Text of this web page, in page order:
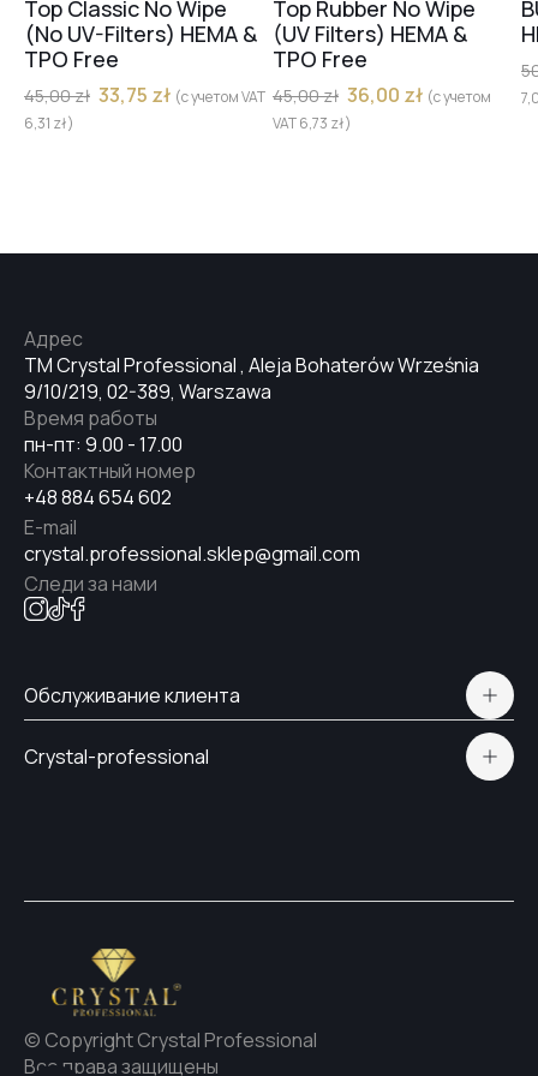
Top Classic No Wipe
(No UV-Filters) HEMA &
TPO Free
45,00zł 33,75 zł (с учетом VAT
6,31 zł)
Top Rubber No Wipe
(UV Filters) HEMA &
TPO Free
45,00zł 36,00 zł (с учетом
VAT6,73 zł)
TM Crystal Professional , Aleja Bohaterów Września
9/10/219, 02-389, Warszawa
Адрес
пн-пт: 9.00 - 17.00
Время работы
+48 884 654 602
Контактный номер
crystal.professional.sklep@gmail.com
E-mail
Следи за нами
Обслуживание клиента
Доставка и оплата
Crystal-professional
© Copyright Crystal Professional
Все права защищены